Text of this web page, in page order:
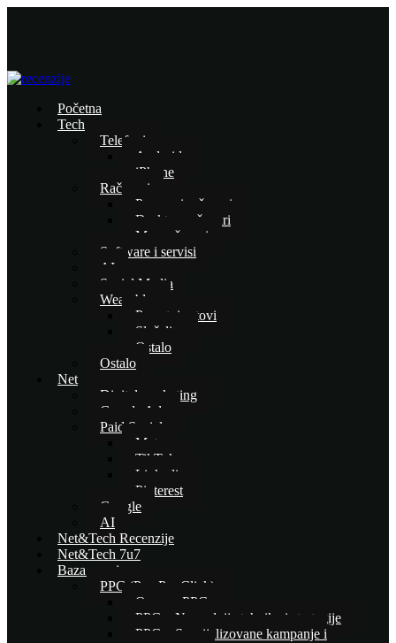
Početna
Tech
Telefoni
Android
iPhone
Računari
Prenosni računari
Desktop računari
Mac računari
Software i servisi
AI
Social Media
Wearables
Pametni satovi
Slušalice
Ostalo
Ostalo
Net
Digital marketing
Google Ads
Paid Social
Meta
TikTok
Linkedin
Pinterest
Google
AI
Net&Tech Recenzije
Net&Tech 7u7
Baza znanja
PPC (Pay Per Click)
Osnove PPC-a
PPC – Naprednije tehnike i strategije
PPC – Specijalizovane kampanje i